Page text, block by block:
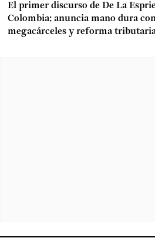
El primer discurso de De La
Colombia: anuncia mano dura
megacárceles y reforma